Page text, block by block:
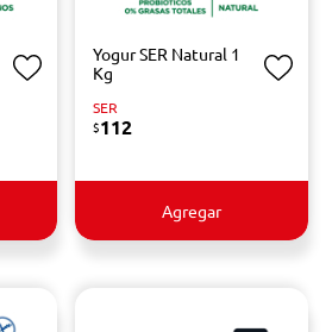
Yogur SER Natural 1
Kg
SER
$112
Agregar